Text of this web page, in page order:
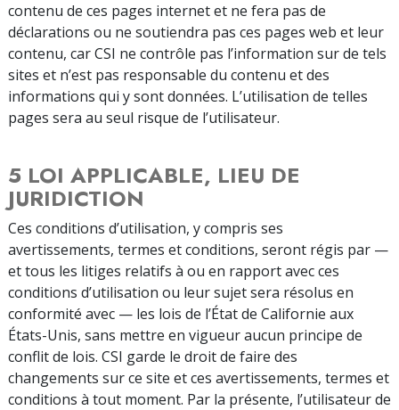
contenu de ces pages internet et ne fera pas de
déclarations ou ne soutiendra pas ces pages web et leur
contenu, car CSI ne contrôle pas l’information sur de tels
sites et n’est pas responsable du contenu et des
informations qui y sont données. L’utilisation de telles
pages sera au seul risque de l’utilisateur.
5 LOI APPLICABLE, LIEU DE
JURIDICTION
Ces conditions d’utilisation, y compris ses
avertissements, termes et conditions, seront régis par —
et tous les litiges relatifs à ou en rapport avec ces
conditions d’utilisation ou leur sujet sera résolus en
conformité avec — les lois de l’État de Californie aux
États-Unis, sans mettre en vigueur aucun principe de
conflit de lois. CSI garde le droit de faire des
changements sur ce site et ces avertissements, termes et
conditions à tout moment. Par la présente, l’utilisateur de